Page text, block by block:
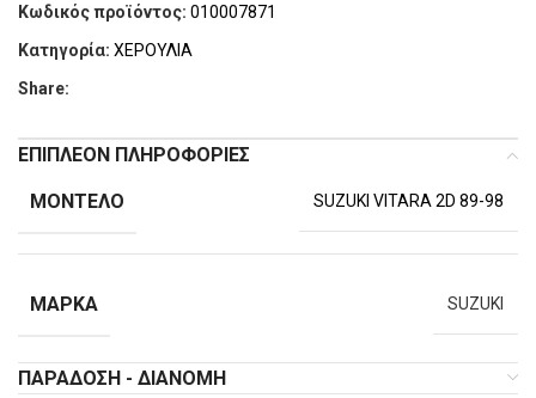
Κωδικός προϊόντος: 010007871
Κατηγορία: ΧΕΡΟΥΛΙΑ
Share:
ΕΠΙΠΛΈΟΝ ΠΛΗΡΟΦΟΡΊΕΣ
ΜΟΝΤΈΛΟ SUZUKI VITARA 2D 89-98
ΜΆΡΚΑ SUZUKI
ΠΑΡΆΔΟΣΗ - ΔΙΑΝΟΜΉ